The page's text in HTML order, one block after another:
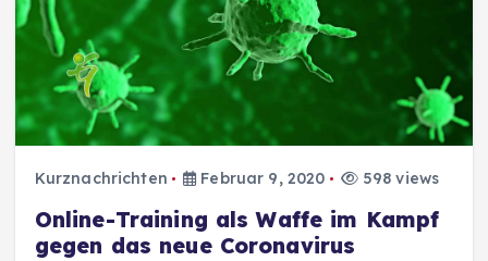
Kurznachrichten Februar 9, 2020 598 views
Online-Training als Waffe im Kampf
gegen das neue Coronavirus